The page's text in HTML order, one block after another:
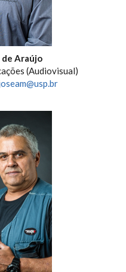
de Araújo
(Audiovisual)